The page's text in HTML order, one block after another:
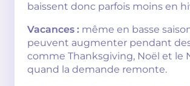
baissent donc parfois moins en
Vacances : même en basse
peuvent augmenter pendant
comme Thanksgiving, Noël et le
quand la demande remonte.